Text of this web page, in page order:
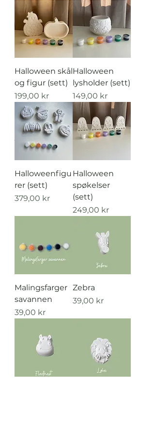
Halloween skål
og figur (sett)
Pris
199,00 kr
Halloween
lysholder (sett)
Pris
149,00 kr
Halloweenfigu
rer (sett)
Pris
379,00 kr
Halloween
spøkelser
(sett)
Pris
249,00 kr
Malingsfarger
savannen
Pris
39,00 kr
Zebra
Pris
39,00 kr